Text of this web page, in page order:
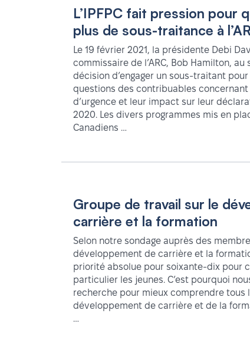
L’IPFPC fait pression pour
plus de sous-traitance à
Le 19 février 2021, la présidente Debi
commissaire de l’ARC, Bob Hamilton,
décision d’engager un sous-traitant
questions des contribuables
d’urgence et leur impact sur leur
2020. Les divers programmes mis en
Canadiens …
Groupe de travail sur le
carrière et la formation
Selon notre sondage auprès des
développement de carrière et la
priorité absolue pour soixante-dix pour
particulier les jeunes. C’est pourquoi
recherche pour mieux comprendre tous
développement de carrière et de la
…